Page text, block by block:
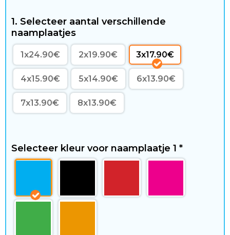
r
e
s
o
n
n
1. Selecteer aantal verschillende
naamplaatjes
1x24.90€ 2x19.90€ 3x17.90€
4x15.90€ 5x14.90€ 6x13.90€
7x13.90€ 8x13.90€
Selecteer kleur voor naamplaatje 1 *